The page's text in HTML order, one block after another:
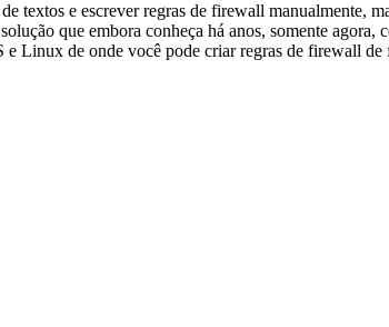
textos e escrever regras de firewall manualmente,
que embora conheça há anos, somente
Linux de onde você pode criar regras de firewall